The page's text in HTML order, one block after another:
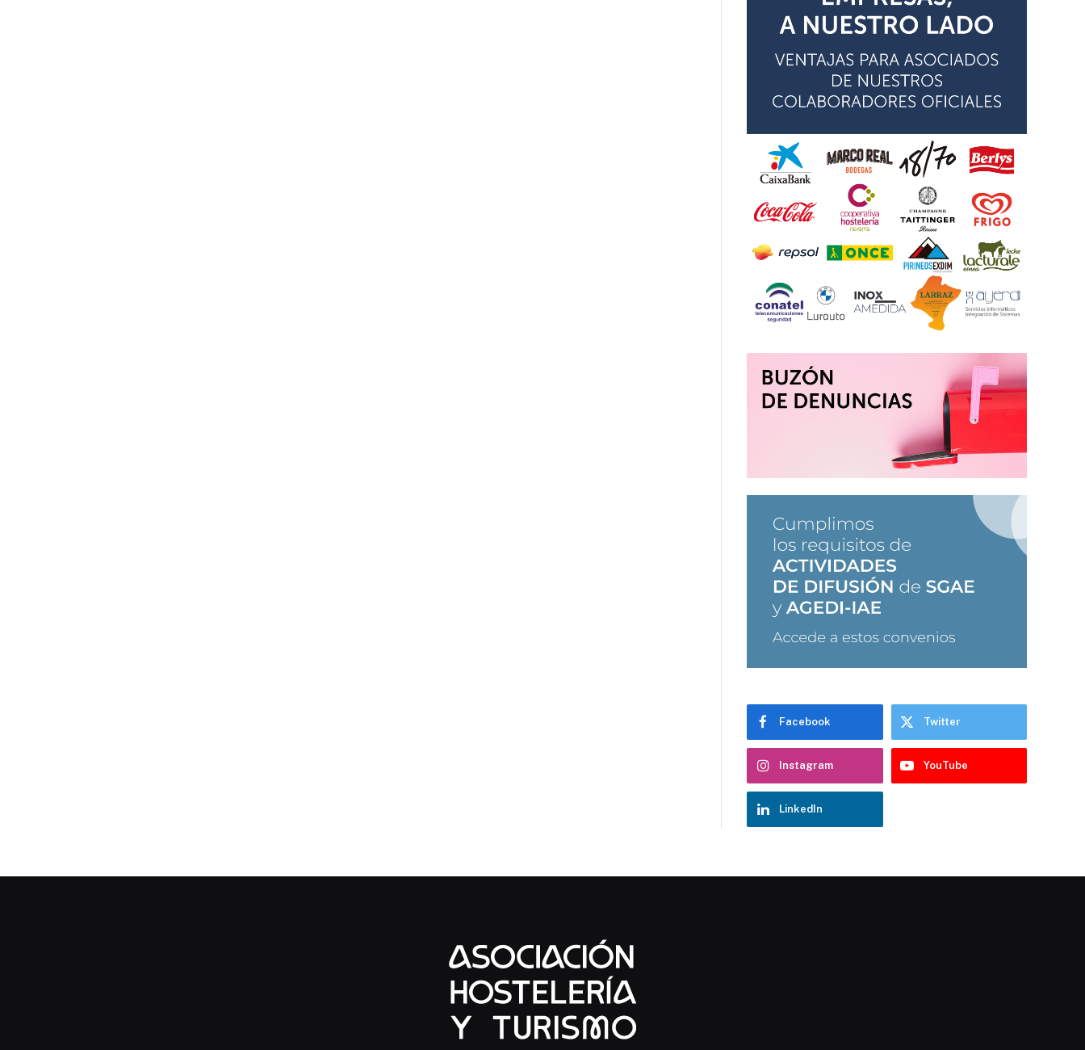
Facebook Twitter
Instagram YouTube
LinkedIn